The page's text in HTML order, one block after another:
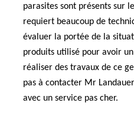
parasites sont présents sur
requiert beaucoup de
évaluer la portée de la
produits utilisé pour avoir
réaliser des travaux de ce
pas à contacter Mr
avec un service pas cher.